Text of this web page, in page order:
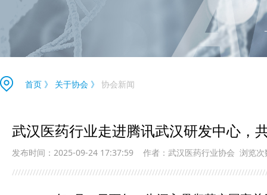
入会须知
协会新闻
首页 》 关于协会 》 协会新闻
武汉医药行业走进腾讯武汉研发中心，
发布时间：2025-09-24 17:37:59 作者：武汉医药行业协会 浏览